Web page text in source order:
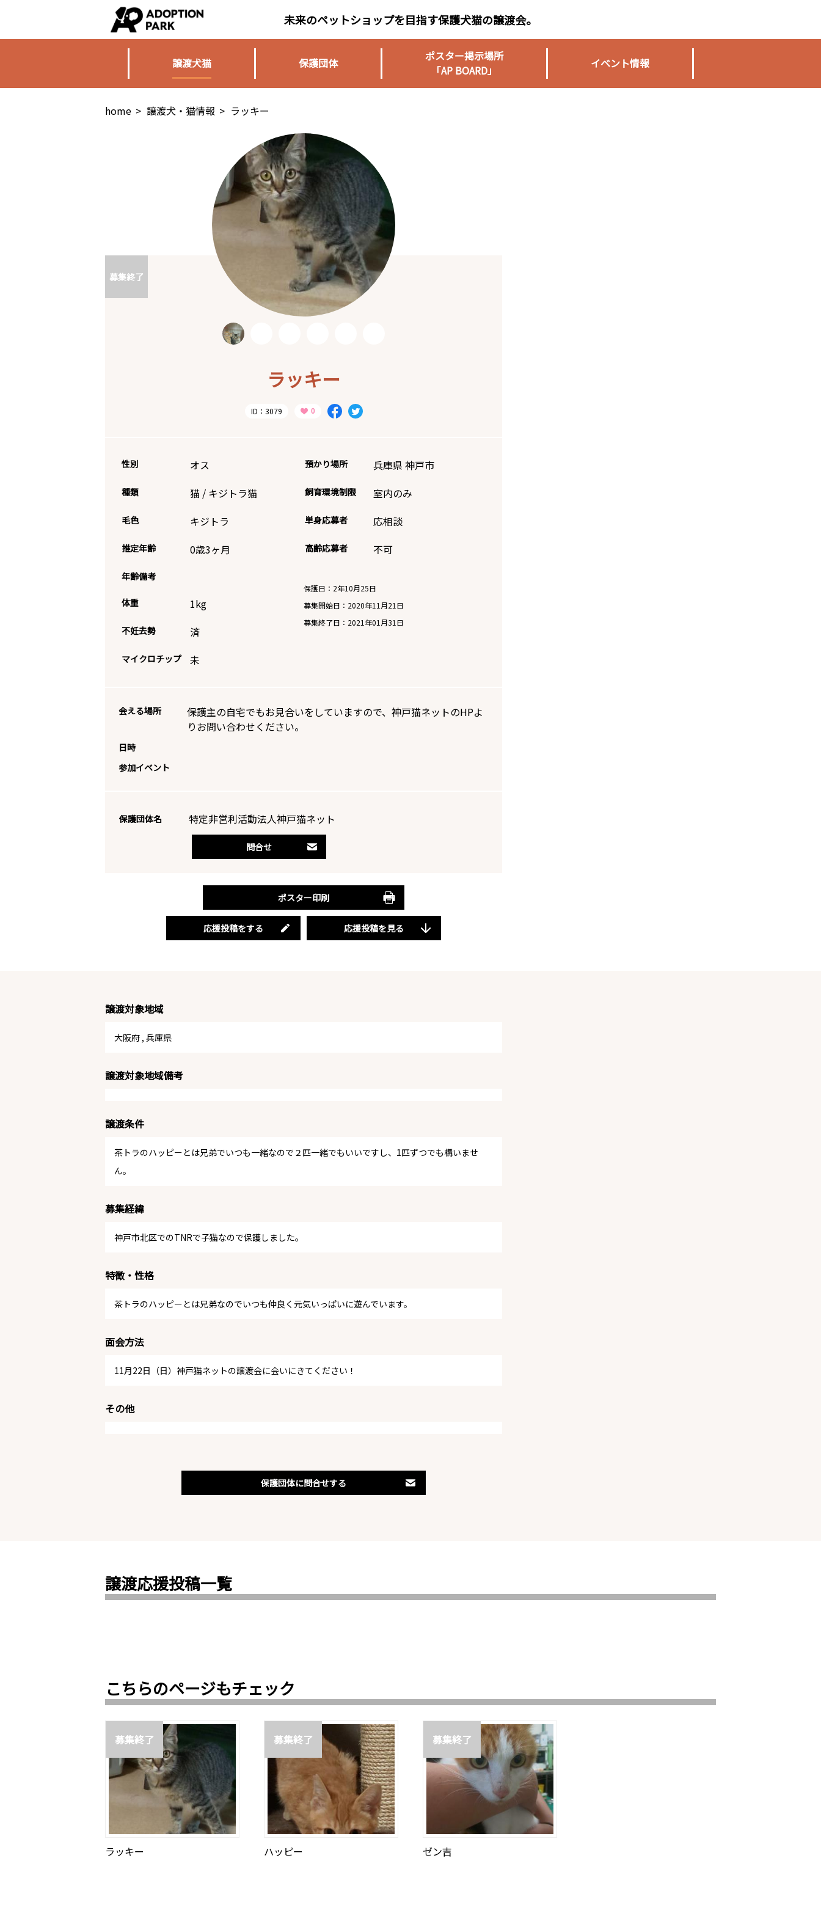
未来のペットショップを目指す保護犬猫の譲渡会。
譲渡犬猫 保護団体
ポスター掲示場所
「AP BOARD」
イベント情報
home > 譲渡犬・猫情報 > ラッキー
募集終了
ラッキー
ID：3079
性別 オス
種類 猫 / キジトラ猫
毛色 キジトラ
推定年齢 0歳3ヶ月
年齢備考
体重 1kg
不妊去勢 済
マイクロチップ 未
預かり場所 兵庫県 神戸市
飼育環境制限 室内のみ
単身応募者 応相談
高齢応募者 不可
保護日：2年10月25日
募集開始日： 2020年11月21日
募集終了日： 2021年01月31日
会える場所
保護主の自宅でもお見合いをしていますので、神戸猫ネットのHPよ
りお問い合わせください。
日時
参加イベント
保護団体名 特定非営利活動法人神戸猫ネット
問合せ
ポスター印刷
応援投稿をする 応援投稿を見る
譲渡対象地域
大阪府 , 兵庫県
譲渡対象地域備考
譲渡条件
茶トラのハッピーとは兄弟でいつも一緒なので２匹一緒でもいいですし、1匹ずつでも構いませ
ん。
募集経緯
神戸市北区でのTNRで子猫なので保護しました。
特徴・性格
茶トラのハッピーとは兄弟なのでいつも仲良く元気いっぱいに遊んでいます。
面会方法
11月22日（日）神戸猫ネットの譲渡会に会いにきてください！
その他
保護団体に問合せする
譲渡応援投稿一覧
こちらのページもチェック
募集終了
ラッキー
募集終了
ハッピー
募集終了
ゼン吉